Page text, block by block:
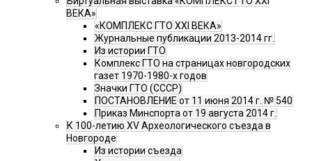
ВЕКА»
«КОМПЛЕКС ГТО XXI ВЕКА»
Журнальные публикации 2013-2014 гг.
Из истории ГТО
Комплекс ГТО на страницах новгородских
газет 1970-1980-х годов
Значки ГТО (СССР)
ПОСТАНОВЛЕНИЕ от 11 июня 2014 г. № 540
Приказ Минспорта от 19 августа 2014 г.
К 100-летию XV Археологического съезда в
Новгороде
Из истории съезда